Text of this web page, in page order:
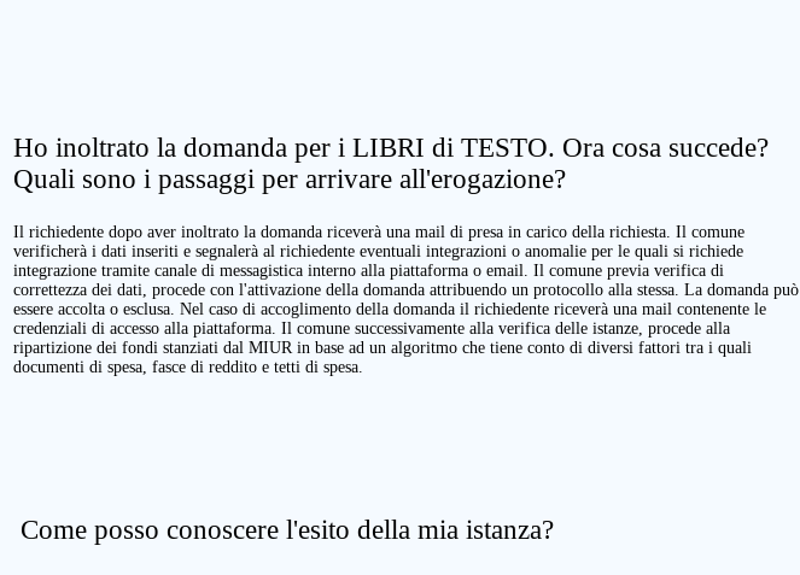
Ho inoltrato la domanda per i LIBRI di TESTO. Ora cosa succede?
Quali sono i passaggi per arrivare all'erogazione?
Il richiedente dopo aver inoltrato la domanda riceverà una mail di presa in carico della richiesta. Il comune
verificherà i dati inseriti e segnalerà al richiedente eventuali integrazioni o anomalie per le quali si richiede
integrazione tramite canale di messagistica interno alla piattaforma o email. Il comune previa verifica di
correttezza dei dati, procede con l'attivazione della domanda attribuendo un protocollo alla stessa. La domanda può
essere accolta o esclusa. Nel caso di accoglimento della domanda il richiedente riceverà una mail contenente le
credenziali di accesso alla piattaforma. Il comune successivamente alla verifica delle istanze, procede alla
ripartizione dei fondi stanziati dal MIUR in base ad un algoritmo che tiene conto di diversi fattori tra i quali
documenti di spesa, fasce di reddito e tetti di spesa.
Come posso conoscere l'esito della mia istanza?